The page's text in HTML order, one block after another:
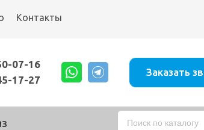
Контакты
07-16
17-27
Заказать